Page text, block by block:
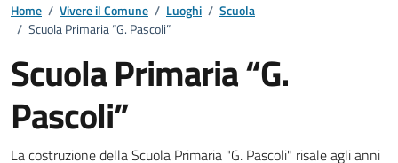
Home / Vivere il Comune / Luoghi / Scuola
/ Scuola Primaria “G. Pascoli”
Scuola Primaria “G.
Pascoli”
La costruzione della Scuola Primaria "G. Pascoli" risale agli anni